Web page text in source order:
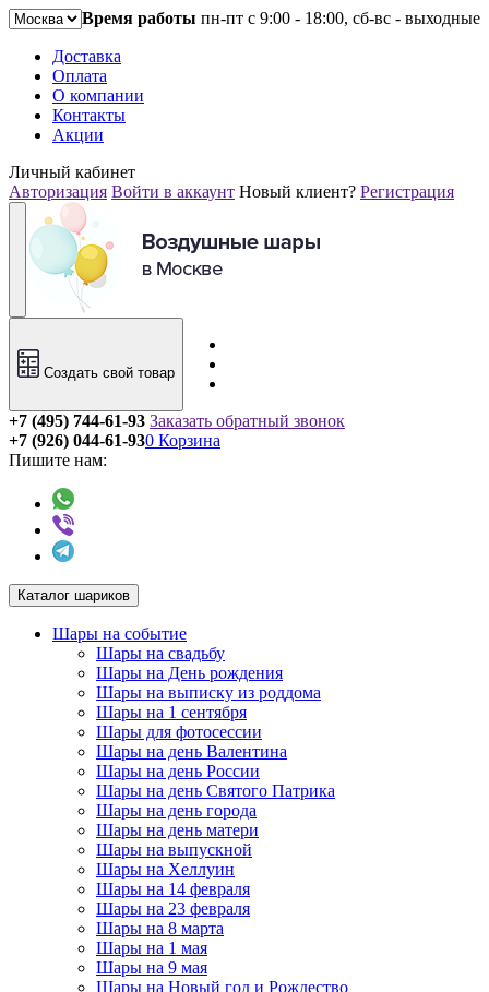
Время работы пн-пт с 9:00 - 18:00, сб-вс - выходные
Доставка
Оплата
О компании
Контакты
Акции
Личный кабинет
Авторизация Войти в аккаунт Новый клиент? Регистрация
Создать свой товар
+7 (495) 744-61-93 Заказать обратный звонок
+7 (926) 044-61-93
Пишите нам:
0 Корзина
Каталог шариков
Шары на событие
Шары на свадьбу
Шары на День рождения
Шары на выписку из роддома
Шары на 1 сентября
Шары для фотосессии
Шары на день Валентина
Шары на день России
Шары на день Святого Патрика
Шары на день города
Шары на день матери
Шары на выпускной
Шары на Хеллуин
Шары на 14 февраля
Шары на 23 февраля
Шары на 8 марта
Шары на 1 мая
Шары на 9 мая
Шары на Новый год и Рождество